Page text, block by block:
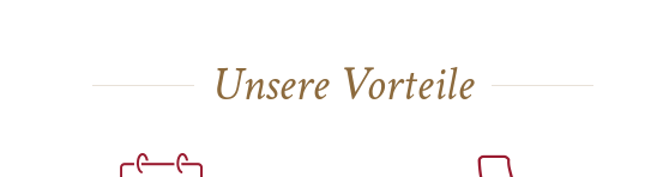
Unsere Vorteile